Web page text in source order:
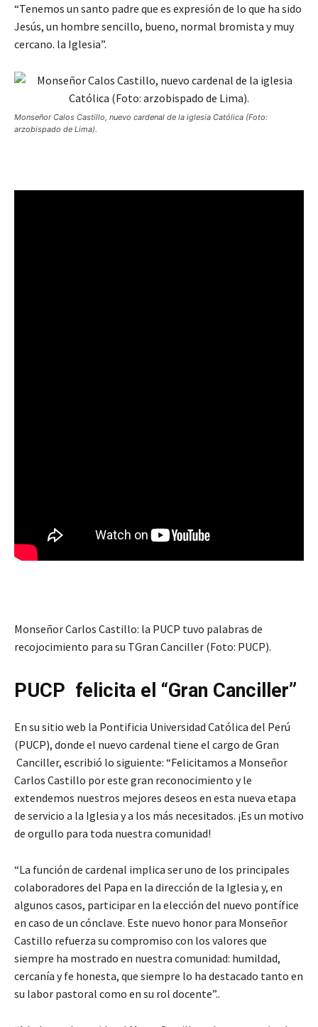
“Tenemos un santo padre que es expresión de lo que ha sido
Jesús, un hombre sencillo, bueno, normal bromista y muy
cercano. la Iglesia”.
Monseñor Calos Castillo, nuevo cardenal de la iglesia Católica (Foto:
arzobispado de Lima).
Monseñor Carlos Castillo: la PUCP tuvo palabras de
recojocimiento para su TGran Canciller (Foto: PUCP).
PUCP felicita el “Gran Canciller”
En su sitio web la Pontificia Universidad Católica del Perú
(PUCP), donde el nuevo cardenal tiene el cargo de Gran
Canciller, escribió lo siguiente: “Felicitamos a Monseñor
Carlos Castillo por este gran reconocimiento y le
extendemos nuestros mejores deseos en esta nueva etapa
de servicio a la Iglesia y a los más necesitados. ¡Es un motivo
de orgullo para toda nuestra comunidad!
“La función de cardenal implica ser uno de los principales
colaboradores del Papa en la dirección de la Iglesia y, en
algunos casos, participar en la elección del nuevo pontífice
en caso de un cónclave. Este nuevo honor para Monseñor
Castillo refuerza su compromiso con los valores que
siempre ha mostrado en nuestra comunidad: humildad,
cercanía y fe honesta, que siempre lo ha destacado tanto en
su labor pastoral como en su rol docente”..